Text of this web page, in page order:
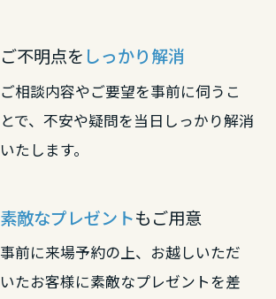
ご不明点を しっかり解消
ご相談内容やご要望を事前に伺うこ
とで、不安や疑問を当日しっかり解消
いたします。
素敵なプレゼントもご用意
事前に来場予約の上、お越しいただ
いたお客様に素敵なプレゼントを差